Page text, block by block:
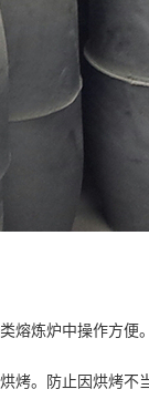
熔炼炉中操作方便
烤。防止因烘烤不